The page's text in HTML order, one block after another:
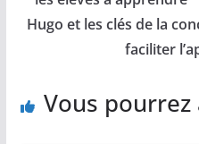
Hugo et les clés de la
faciliter
Vous